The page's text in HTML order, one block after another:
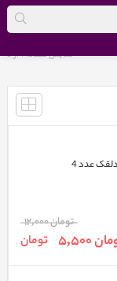
نمایش صفحه 1 از 5
عدد 4
تومان 12,000
5,500 تومان